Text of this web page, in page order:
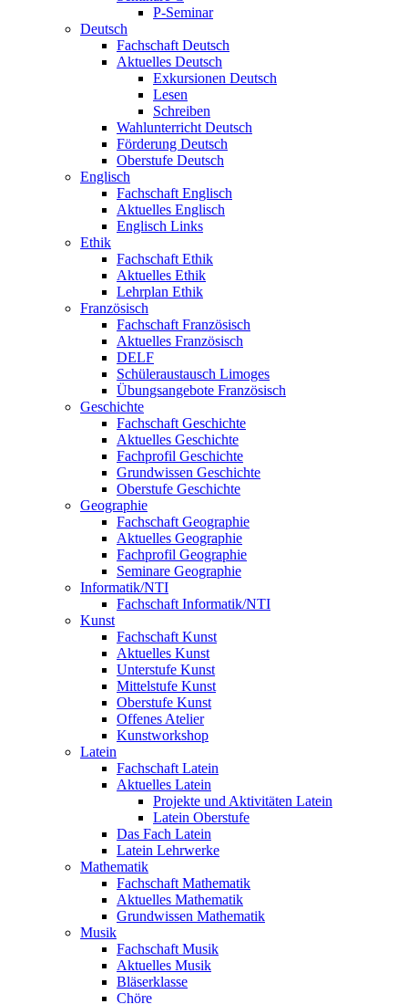
P-Seminar
Deutsch
Fachschaft Deutsch
Aktuelles Deutsch
Exkursionen Deutsch
Lesen
Schreiben
Wahlunterricht Deutsch
Förderung Deutsch
Oberstufe Deutsch
Englisch
Fachschaft Englisch
Aktuelles Englisch
Englisch Links
Ethik
Fachschaft Ethik
Aktuelles Ethik
Lehrplan Ethik
Französisch
Fachschaft Französisch
Aktuelles Französisch
DELF
Schüleraustausch Limoges
Übungsangebote Französisch
Geschichte
Fachschaft Geschichte
Aktuelles Geschichte
Fachprofil Geschichte
Grundwissen Geschichte
Oberstufe Geschichte
Geographie
Fachschaft Geographie
Aktuelles Geographie
Fachprofil Geographie
Seminare Geographie
Informatik/NTI
Fachschaft Informatik/NTI
Kunst
Fachschaft Kunst
Aktuelles Kunst
Unterstufe Kunst
Mittelstufe Kunst
Oberstufe Kunst
Offenes Atelier
Kunstworkshop
Latein
Fachschaft Latein
Aktuelles Latein
Projekte und Aktivitäten Latein
Latein Oberstufe
Das Fach Latein
Latein Lehrwerke
Mathematik
Fachschaft Mathematik
Aktuelles Mathematik
Grundwissen Mathematik
Musik
Fachschaft Musik
Aktuelles Musik
Bläserklasse
Chöre